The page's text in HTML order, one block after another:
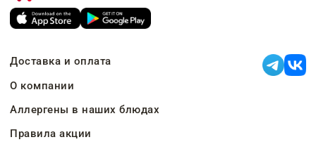
Доставка и оплата
О компании
Аллергены в наших блюдах
Правила акции